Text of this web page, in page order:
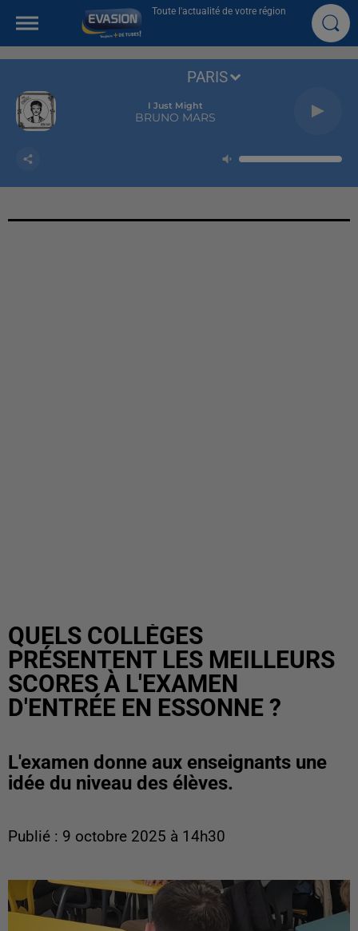
Toute l'actualité de votre région
I Just Might
BRUNO MARS
PARIS
QUELS COLLÈGES
PRÉSENTENT LES MEILLEURS
SCORES À L'EXAMEN
D'ENTRÉE EN ESSONNE ?
L'examen donne aux enseignants une
idée du niveau des élèves.
Publié : 9 octobre 2025 à 14h30